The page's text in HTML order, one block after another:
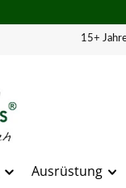
15+
Ausrüstung